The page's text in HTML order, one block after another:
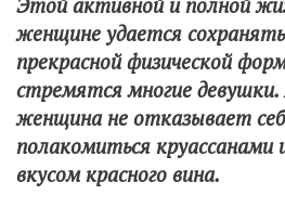
женщине удается
прекрасной физической
стремятся многие
женщина не отказывает
полакомиться круассанами
вкусом красного вина.